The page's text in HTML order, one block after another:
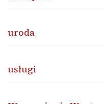
uroda
usługi